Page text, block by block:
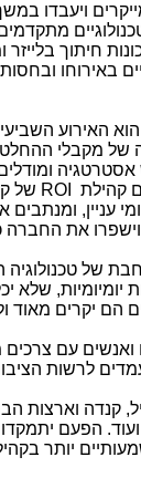
חיתוך בלייזר
באירוחו
האירוע
של מקבלי
אסטרטגיה
קהילת
ROI של
עניין,
את החברה
של
שלא
הם יקרים מאוד
ואנשים עם
לרשות
קנדה וארצות
ועוד. הפעם
יותר